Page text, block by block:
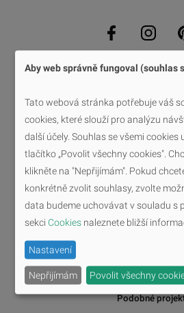
Rádi se s
Probereme vaše požadavky a
podobné projekty
Chci schůzku
Podobné
Aby web správně fungoval (souhlas
Tato webová stránka potřebuje váš
cookies, které slouží pro analýzu
další účely. Souhlas se všemi cookies
tlačítko „Povolit všechny cookies".
klikněte na "Nepřijímám". Pokud
konkrétně zvolit souhlasy, zvolte
data budeme uchovávat v souladu s
sekci Cookies naleznete bližší
Nastavení
Nepřijímám Povolit všechny